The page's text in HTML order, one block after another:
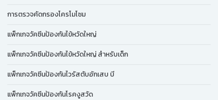
การตรวจคัดกรองโครโมโซม
แพ็กเกจวัคซีนป้องกันไข้หวัดใหญ่
แพ็กเกจวัคซีนป้องกันไข้หวัดใหญ่ สำหรับเด็ก
แพ็กเกจวัคซีนป้องกันไวรัสตับอักเสบ บี
แพ็กเกจวัคซีนป้องกันโรคงูสวัด